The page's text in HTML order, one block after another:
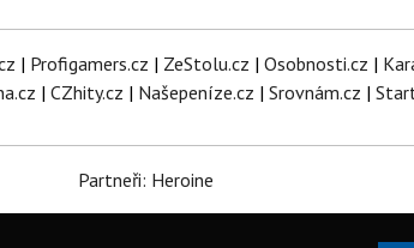
| Profigamers.cz | ZeStolu.cz | Osobnosti.cz |
| CZhity.cz | Našepeníze.cz | Srovnám.cz |
Partneři: Heroine